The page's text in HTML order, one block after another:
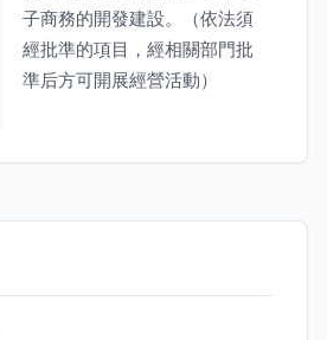
子商務的開發建設。（依法須
經批準的項目，經相關部門批
準后方可開展經營活動）